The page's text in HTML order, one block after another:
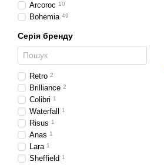
Arcoroc 10
Bohemia 49
Серія бренду
Retro 2
Brilliance 2
Colibri 1
Waterfall 1
Risus 1
Anas 1
Lara 1
Sheffield 1